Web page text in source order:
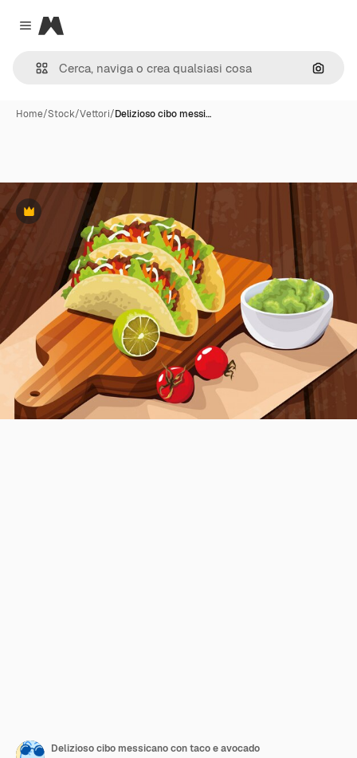
Close menu
Magnific
Cerca
Home/Stock/Vettori/Delizioso cibo messi…
Premium
Delizioso cibo messicano con taco e avocado